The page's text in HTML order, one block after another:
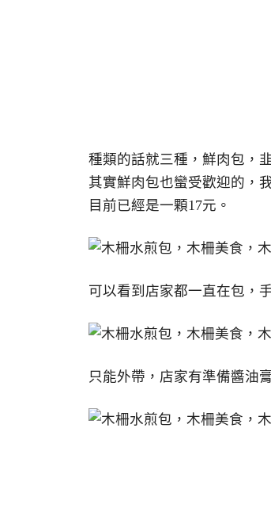
種類的話就三種，鮮肉包，
其實鮮肉包也蠻受歡迎的，
目前已經是一顆17元。
可以看到店家都一直在包，
只能外帶，店家有準備醬油